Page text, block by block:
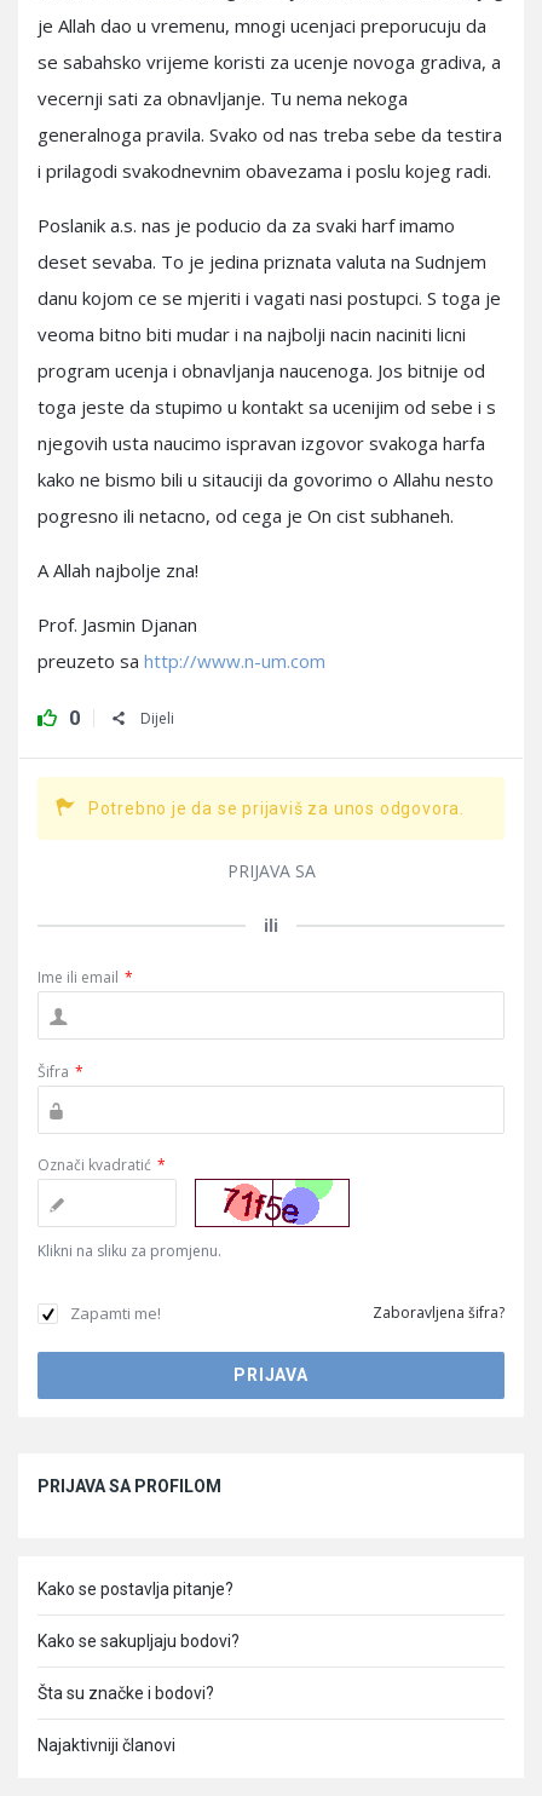
je Allah dao u vremenu, mnogi ucenjaci preporucuju da
se sabahsko vrijeme koristi za ucenje novoga gradiva, a
vecernji sati za obnavljanje. Tu nema nekoga
generalnoga pravila. Svako od nas treba sebe da testira
i prilagodi svakodnevnim obavezama i poslu kojeg radi.
Poslanik a.s. nas je poducio da za svaki harf imamo
deset sevaba. To je jedina priznata valuta na Sudnjem
danu kojom ce se mjeriti i vagati nasi postupci. S toga je
veoma bitno biti mudar i na najbolji nacin naciniti licni
program ucenja i obnavljanja naucenoga. Jos bitnije od
toga jeste da stupimo u kontakt sa ucenijim od sebe i s
njegovih usta naucimo ispravan izgovor svakoga harfa
kako ne bismo bili u sitauciji da govorimo o Allahu nesto
pogresno ili netacno, od cega je On cist subhaneh.
A Allah najbolje zna!
Prof. Jasmin Djanan
preuzeto sa http://www.n-um.com
0 Dijeli
Potrebno je da se prijaviš za unos odgovora.
PRIJAVA SA
ili
Ime ili email *
Šifra *
Označi kvadratić *
Klikni na sliku za promjenu.
Zapamti me! Zaboravljena šifra?
PRIJAVA SA PROFILOM
Kako se postavlja pitanje?
Kako se sakupljaju bodovi?
Šta su značke i bodovi?
Najaktivniji članovi